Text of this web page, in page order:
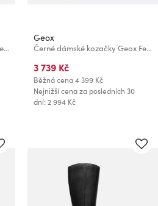
Černé dámské kozačky Geox Felicity
Geox
Černé dámské kozačky Geox Felicity
3 739 Kč
Běžná cena4 399 Kč
Nejnižší cena za posledních 30
dní: 2 994 Kč